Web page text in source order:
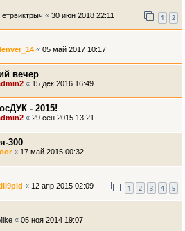
« 30 июн 2018 22:11
1 2
« 05 май 2017 10:17
вечер
« 15 дек 2016 16:49
- 2015!
« 29 сен 2015 13:21
300
« 17 май 2015 00:32
« 12 апр 2015 02:09
1 2 3 4 5
« 05 ноя 2014 19:07